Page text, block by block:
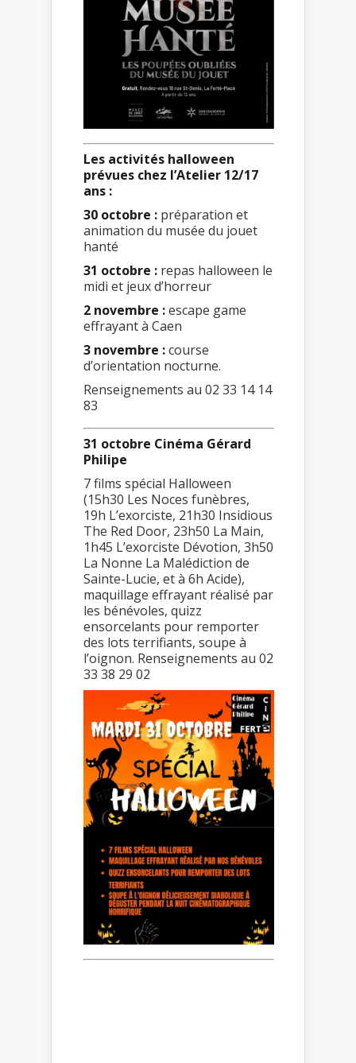
Les activités halloween
prévues chez l’Atelier 12/17
ans :
30 octobre : préparation et
animation du musée du jouet
hanté
31 octobre : repas halloween le
midi et jeux d’horreur
2 novembre :escape game
effrayant à Caen
3 novembre :course
d’orientation nocturne.
Renseignements au 02 33 14 14
83
31 octobre Cinéma Gérard
Philipe
7 films spécial Halloween
(15h30 Les Noces funèbres,
19h L’exorciste, 21h30 Insidious
The Red Door, 23h50 La Main,
1h45 L’exorciste Dévotion, 3h50
La Nonne La Malédiction de
Sainte-Lucie, et à 6h Acide),
maquillage effrayant réalisé par
les bénévoles, quizz
ensorcelants pour remporter
des lots terrifiants, soupe à
l’oignon. Renseignements au 02
33 38 29 02